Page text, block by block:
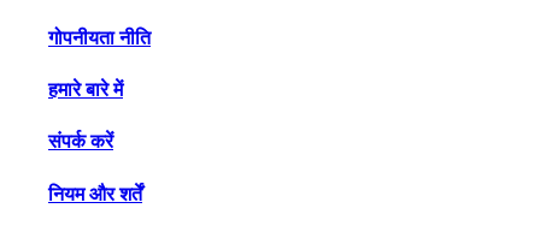
गोपनीयता नीति
हमारे बारे में
संपर्क करें
नियम और शर्तें